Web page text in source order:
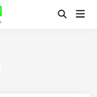
OpenMain